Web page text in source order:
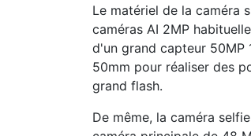
Le matériel de la caméra
caméras AI 2MP
d'un grand capteur 50MP
50mm pour réaliser des
grand flash.
De même, la caméra